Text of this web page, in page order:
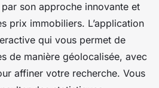
son approche innovante et
prix immobiliers. L’application
qui vous permet de
de manière géolocalisée, avec
affiner votre recherche. Vous